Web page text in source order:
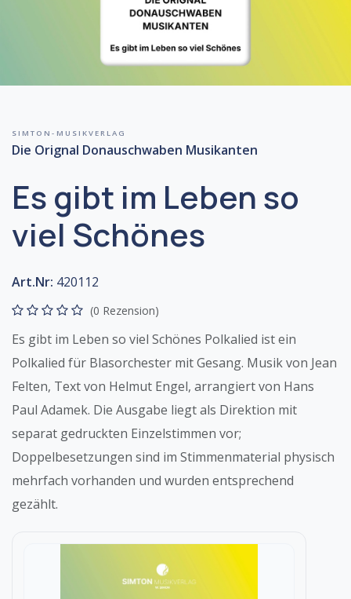
SIMTON-MUSIKVERLAG
Die Orignal Donauschwaben Musikanten
Es gibt im Leben so
viel Schönes
Art.Nr: 420112
(0 Rezension)
Es gibt im Leben so viel Schönes Polkalied ist ein
Polkalied für Blasorchester mit Gesang. Musik von Jean
Felten, Text von Helmut Engel, arrangiert von Hans
Paul Adamek. Die Ausgabe liegt als Direktion mit
separat gedruckten Einzelstimmen vor;
Doppelbesetzungen sind im Stimmenmaterial physisch
mehrfach vorhanden und wurden entsprechend
gezählt.